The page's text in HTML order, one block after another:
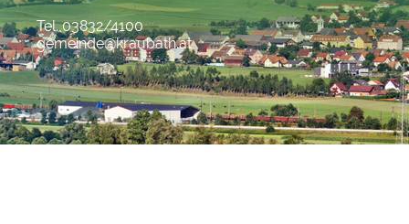
Tel. 03832/4100
gemeinde@kraubath.at